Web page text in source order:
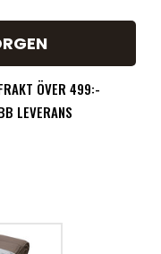
ÖVER 499:-
LEVERANS